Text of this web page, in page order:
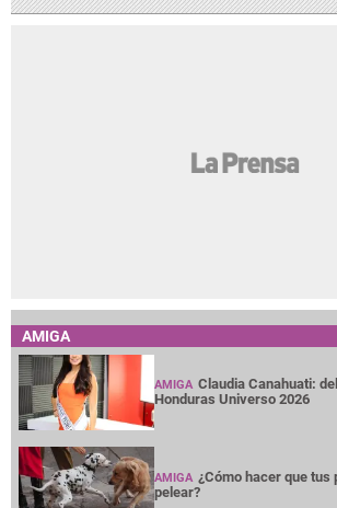
AMIGA
AMIGA Claudia Canahuati:
Honduras Universo 2026
AMIGA ¿Cómo hacer que tus
pelear?